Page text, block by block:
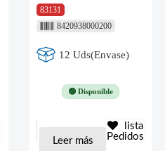
83131
8420938000200
12 Uds(Envase)
🟢 Disponible
Leer más
lista
Pedidos